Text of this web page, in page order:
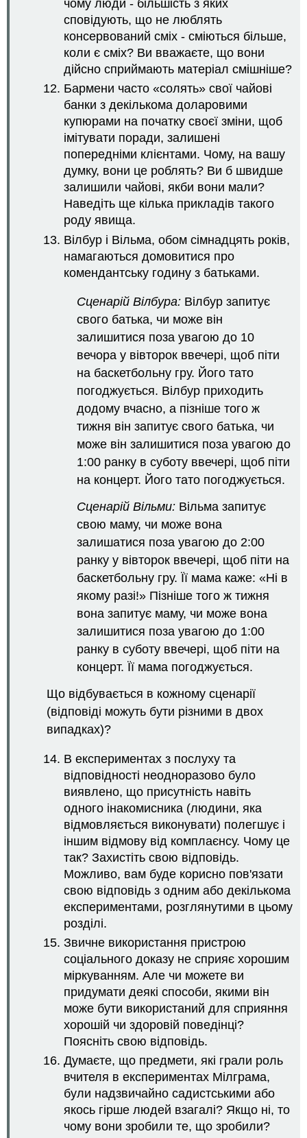
чому люди - більшість з яких
сповідують, що не люблять
консервований сміх - сміються більше,
коли є сміх? Ви вважаєте, що вони
дійсно сприймають матеріал смішніше?
Бармени часто «солять» свої чайові
банки з декількома доларовими
купюрами на початку своєї зміни, щоб
імітувати поради, залишені
попередніми клієнтами. Чому, на вашу
думку, вони це роблять? Ви б швидше
залишили чайові, якби вони мали?
Наведіть ще кілька прикладів такого
роду явища.
Вілбур і Вільма, обом сімнадцять років,
намагаються домовитися про
комендантську годину з батьками.
Сценарій Вілбура: Вілбур запитує
свого батька, чи може він
залишитися поза увагою до 10
вечора у вівторок ввечері, щоб піти
на баскетбольну гру. Його тато
погоджується. Вілбур приходить
додому вчасно, а пізніше того ж
тижня він запитує свого батька, чи
може він залишитися поза увагою до
1:00 ранку в суботу ввечері, щоб піти
на концерт. Його тато погоджується.
Сценарій Вільми: Вільма запитує
свою маму, чи може вона
залишатися поза увагою до 2:00
ранку у вівторок ввечері, щоб піти на
баскетбольну гру. Її мама каже: «Ні в
якому разі!» Пізніше того ж тижня
вона запитує маму, чи може вона
залишитися поза увагою до 1:00
ранку в суботу ввечері, щоб піти на
концерт. Її мама погоджується.
Що відбувається в кожному сценарії
(відповіді можуть бути різними в двох
випадках)?
В експериментах з послуху та
відповідності неодноразово було
виявлено, що присутність навіть
одного інакомисника (людини, яка
відмовляється виконувати) полегшує і
іншим відмову від комплаєнсу. Чому це
так? Захистіть свою відповідь.
Можливо, вам буде корисно пов'язати
свою відповідь з одним або декількома
експериментами, розглянутими в цьому
розділі.
Звичне використання пристрою
соціального доказу не сприяє хорошим
міркуванням. Але чи можете ви
придумати деякі способи, якими він
може бути використаний для сприяння
хорошій чи здоровій поведінці?
Поясніть свою відповідь.
Думаєте, що предмети, які грали роль
вчителя в експериментах Мілграма,
були надзвичайно садистськими або
якось гірше людей взагалі? Якщо ні, то
чому вони зробили те, що зробили?